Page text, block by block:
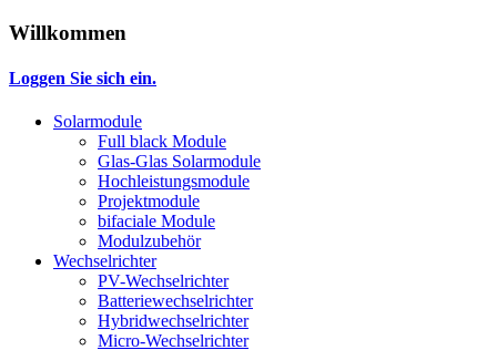
Willkommen
Loggen Sie sich ein.
Solarmodule
Full black Module
Glas-Glas Solarmodule
Hochleistungsmodule
Projektmodule
bifaciale Module
Modulzubehör
Wechselrichter
PV-Wechselrichter
Batteriewechselrichter
Hybridwechselrichter
Micro-Wechselrichter